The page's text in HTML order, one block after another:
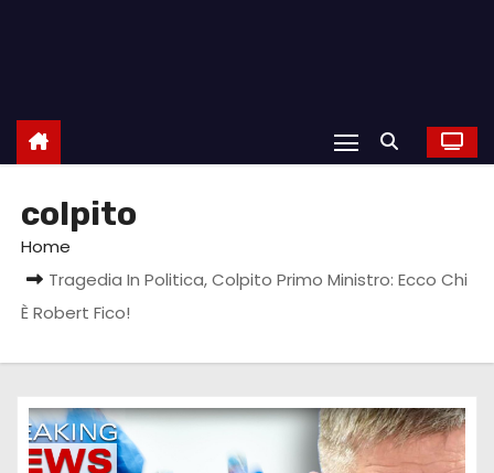
colpito
Home
Tragedia In Politica, Colpito Primo Ministro: Ecco Chi
È Robert Fico!